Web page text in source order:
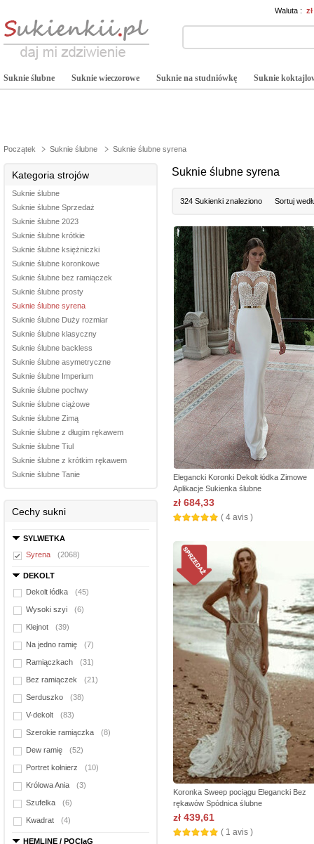
Waluta :
Suknie ślubne Suknie wieczorowe Suknie na studniówkę Suknie
Początek Suknie ślubne Suknie ślubne syrena
Kategoria strojów
Suknie ślubne
Suknie ślubne Sprzedaż
Suknie ślubne 2023
Suknie ślubne krótkie
Suknie ślubne księżniczki
Suknie ślubne koronkowe
Suknie ślubne bez ramiączek
Suknie ślubne prosty
Suknie ślubne syrena
Suknie ślubne Duży rozmiar
Suknie ślubne klasyczny
Suknie ślubne backless
Suknie ślubne asymetryczne
Suknie ślubne Imperium
Suknie ślubne pochwy
Suknie ślubne ciążowe
Suknie ślubne Zimą
Suknie ślubne z długim rękawem
Suknie ślubne Tiul
Suknie ślubne z krótkim rękawem
Suknie ślubne Tanie
Cechy sukni
SYLWETKA
Syrena
(2068)
DEKOLT
Dekolt łódka
(45)
Wysoki szyi (6)
Klejnot (39)
Na jedno ramię (7)
Ramiączkach (31)
Bez ramiączek (21)
Serduszko (38)
V-dekolt (83)
Szerokie ramiączka (8)
Dew ramię (52)
Portret kołnierz (10)
Królowa Ania (3)
Szufelka (6)
Kwadrat (4)
HEMLINE / POCIąG
Suknie ślubne syrena
324 Sukienki znaleziono Sortuj
Elegancki Koronki Dekolt łódka Zimowe
Aplikacje Sukienka ślubne
zł 684,33
( 4 avis )
Koronka Sweep pociągu Elegancki Bez
rękawów Spódnica ślubne
zł 439,61
( 1 avis )